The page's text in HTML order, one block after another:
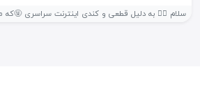
سلام 🖐🏽 به دلیل قطعی و کندی اینترنت سراسری 🤬که